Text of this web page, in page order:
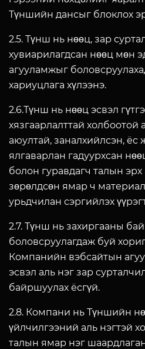
Түншийн дансыг блоклох
2.5. Түнш нь нөөц, зар
хувиарилагдсан нөөц мөн
агууламжыг
хариуцлага хүлээнэ.
2.6.Түнш нь нөөц эсвэл
хязгаарлалттай холбоотой
аюултай, заналхийлсэн, ёс
ялгаварлан гадуурхсан
болон гуравдагч талын
зөрөлдсөн ямар ч
урьдчилан сэргийлэх
2.7. Түнш нь захиргааны
боловсруулагдаж буй
Компанийн вэбсайтын
эсвэл аль нэг зар
байршуулах ёсгүй.
2.8. Компани нь Түншийн
үйлчилгээний аль нэгтэй
талын ямар нэг